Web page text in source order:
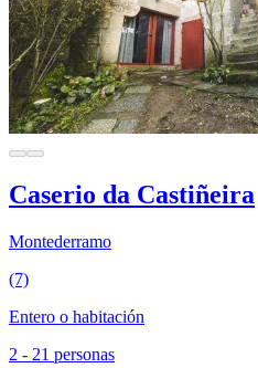
Caserio da Castiñeira
Montederramo
(7)
Entero o habitación
2 - 21 personas